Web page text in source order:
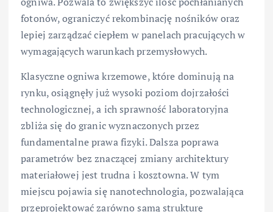
fotonów, ograniczyć rekombinację nośników oraz
lepiej zarządzać ciepłem w panelach pracujących w
wymagających warunkach przemysłowych.
Klasyczne ogniwa krzemowe, które dominują na
rynku, osiągnęły już wysoki poziom dojrzałości
technologicznej, a ich sprawność laboratoryjna
zbliża się do granic wyznaczonych przez
fundamentalne prawa fizyki. Dalsza poprawa
parametrów bez znaczącej zmiany architektury
materiałowej jest trudna i kosztowna. W tym
miejscu pojawia się nanotechnologia, pozwalająca
przeprojektować zarówno samą strukturę